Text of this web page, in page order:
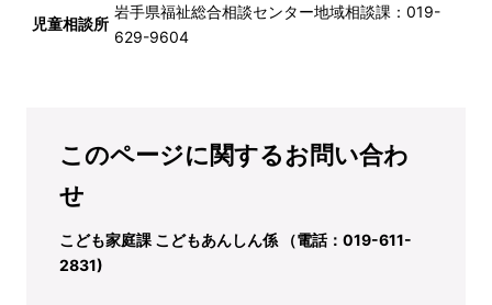
児童相談所
岩手県福祉総合相談センター地域相談課： 019-
629-9604
このページに関するお問い合わ
せ
こども家庭課 こどもあんしん係 （電話：019-611-
2831)